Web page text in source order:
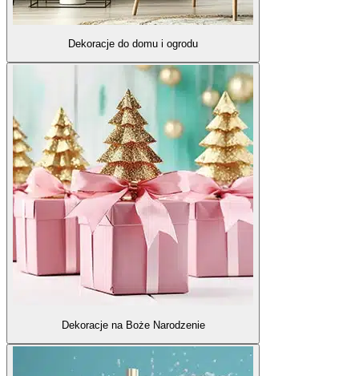
Dekoracje do domu i ogrodu
Dekoracje na Boże Narodzenie